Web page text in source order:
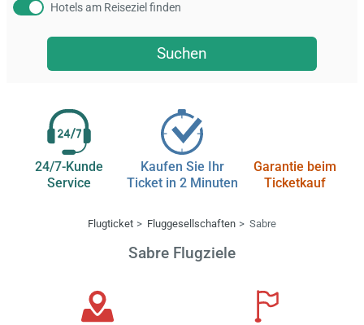
Hotels am Reiseziel finden
Suchen
24/7-Kunde
Service
Kaufen Sie Ihr
Ticket in 2 Minuten
Garantie beim
Ticketkauf
Flugticket Fluggesellschaften Sabre
Sabre Flugziele